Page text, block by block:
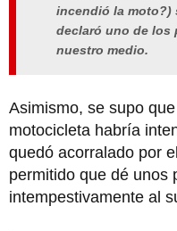
incendió la moto?)
declaró uno de los
nuestro medio.
Asimismo, se supo
motocicleta habría
quedó acorralado por
permitido que dé unos
intempestivamente al